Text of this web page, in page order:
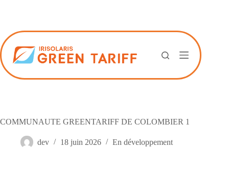
COMMUNAUTE GREENTARIFF DE COLOMBIER 1
dev 18 juin 2026 En développement